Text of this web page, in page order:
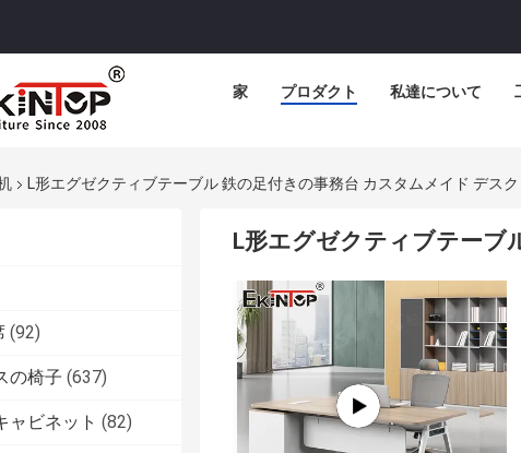
家 プロダクト 私達について
L形エグゼクティブテーブル 鉄の足付きの事務台 カスタムメイド デスク
(92)
の椅子 (637)
ャビネット (82)
L形エグゼクティブテーブ